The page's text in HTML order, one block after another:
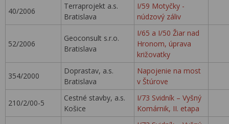
40/2006
Terraprojekt a.s.
Bratislava
I/59 Motyčky -
núdzový záliv
52/2006
Geoconsult s.r.o.
Bratislava
I/65 a I/50 Žiar nad
Hronom, úprava
križovatky
354/2000
Doprastav, a.s.
Bratislava
Napojenie na most
v Štúrove
210/2/00-5
Cestné stavby, a.s.
Košice
I/73 Svidník – Vyšný
Komárnik, II. etapa